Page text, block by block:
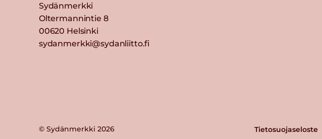
Sydänmerkki
Oltermannintie 8
00620 Helsinki
sydanmerkki@sydanliitto.fi
© Sydänmerkki 2026 Tietosuojaseloste